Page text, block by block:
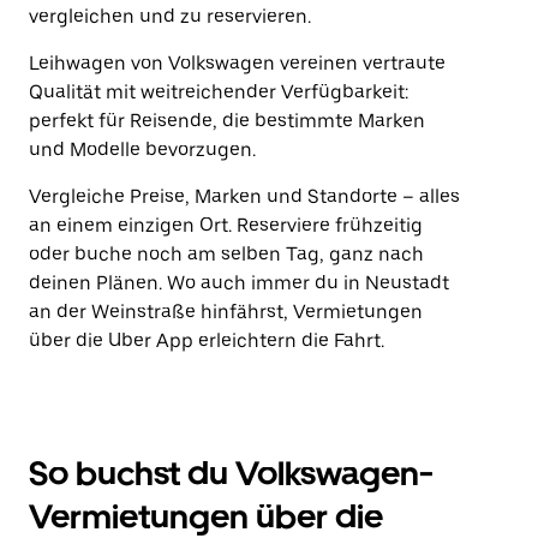
vergleichen und zu reservieren.
Leihwagen von Volkswagen vereinen vertraute
Qualität mit weitreichender Verfügbarkeit:
perfekt für Reisende, die bestimmte Marken
und Modelle bevorzugen.
Vergleiche Preise, Marken und Standorte – alles
an einem einzigen Ort. Reserviere frühzeitig
oder buche noch am selben Tag, ganz nach
deinen Plänen. Wo auch immer du in Neustadt
an der Weinstraße hinfährst, Vermietungen
über die Uber App erleichtern die Fahrt.
So buchst du Volkswagen-
Vermietungen über die